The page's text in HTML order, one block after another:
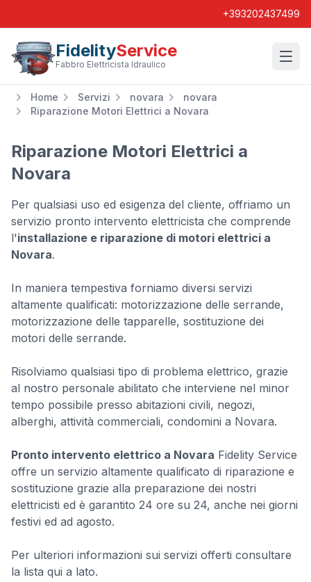
+393202437499
FidelityService
Fabbro Elettricista Idraulico
Home Servizi novara
novara
Riparazione Motori Elettrici a Novara
Riparazione Motori Elettrici a
Novara
Per qualsiasi uso ed esigenza del cliente, offriamo un
servizio pronto intervento elettricista che comprende
l'installazione e riparazione di motori elettrici a
Novara.
In maniera tempestiva forniamo diversi servizi
altamente qualificati: motorizzazione delle serrande,
motorizzazione delle tapparelle, sostituzione dei
motori delle serrande.
Risolviamo qualsiasi tipo di problema elettrico, grazie
al nostro personale abilitato che interviene nel minor
tempo possibile presso abitazioni civili, negozi,
alberghi, attività commerciali, condomini a Novara.
Pronto intervento elettrico a Novara Fidelity Service
offre un servizio altamente qualificato di riparazione e
sostituzione grazie alla preparazione dei nostri
elettricisti ed è garantito 24 ore su 24, anche nei giorni
festivi ed ad agosto.
Per ulteriori informazioni sui servizi offerti consultare
la lista qui a lato.